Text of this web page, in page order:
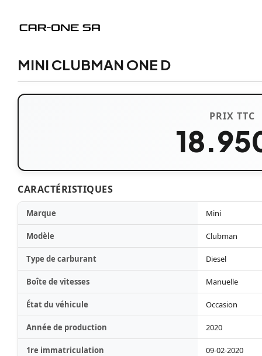
MINI CLUBMAN ONE D
PRIX TTC
CARACTÉRISTIQUES
Marque Mini
Modèle Clubman
Type de carburant Diesel
Boîte de vitesses Manuelle
État du véhicule Occasion
Année de production 2020
1re immatriculation 09-02-2020